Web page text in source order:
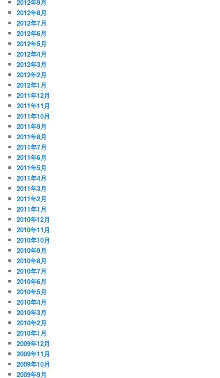
2012年9月
2012年8月
2012年7月
2012年6月
2012年5月
2012年4月
2012年3月
2012年2月
2012年1月
2011年12月
2011年11月
2011年10月
2011年9月
2011年8月
2011年7月
2011年6月
2011年5月
2011年4月
2011年3月
2011年2月
2011年1月
2010年12月
2010年11月
2010年10月
2010年9月
2010年8月
2010年7月
2010年6月
2010年5月
2010年4月
2010年3月
2010年2月
2010年1月
2009年12月
2009年11月
2009年10月
2009年9月